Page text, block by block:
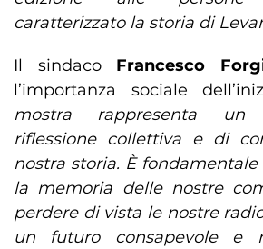
caratterizzato la storia di
Il sindaco Francesco
l’importanza sociale
mostra rappresenta
riflessione collettiva e di
nostra storia. È
la memoria delle nostre
perdere di vista le nostre
un futuro consapevole e